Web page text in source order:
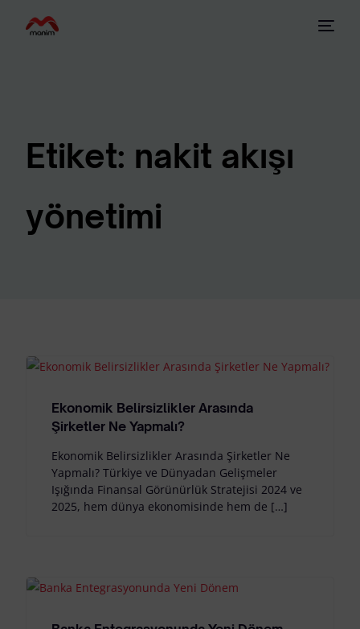
Etiket: nakit akışı
yönetimi
Ekonomik Belirsizlikler Arasında
Şirketler Ne Yapmalı?
Ekonomik Belirsizlikler Arasında Şirketler Ne
Yapmalı? Türkiye ve Dünyadan Gelişmeler
Işığında Finansal Görünürlük Stratejisi 2024 ve
2025, hem dünya ekonomisinde hem de […]